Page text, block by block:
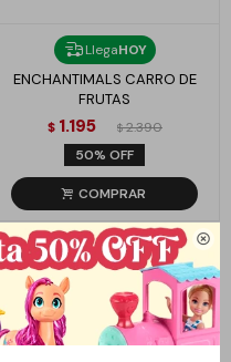

LlegaHOY
ENCHANTIMALS CARRO DE
FRUTAS
$ 1.195 $ 2.390
50